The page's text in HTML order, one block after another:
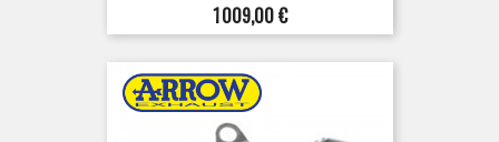
Prix
1 009,00 €